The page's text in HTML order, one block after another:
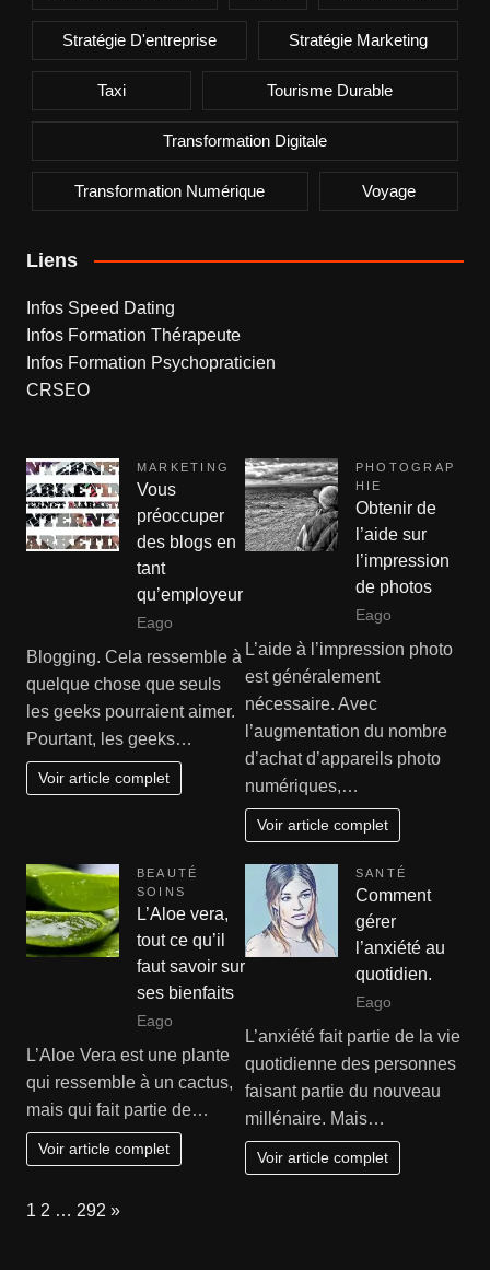
Stratégie D'entreprise Stratégie Marketing
Taxi Tourisme Durable
Transformation Digitale
Transformation Numérique Voyage
Liens
Infos Speed Dating
Infos Formation Thérapeute
Infos Formation Psychopraticien
CRSEO
MARKETING
Vous
préoccuper
des blogs en
tant
qu’employeur
Eago
Blogging. Cela ressemble à
quelque chose que seuls
les geeks pourraient aimer.
Pourtant, les geeks…
Voir article complet
PHOTOGRAP
HIE
Obtenir de
l’aide sur
l’impression
de photos
Eago
L’aide à l’impression photo
est généralement
nécessaire. Avec
l’augmentation du nombre
d’achat d’appareils photo
numériques,…
Voir article complet
BEAUTÉ
SOINS
L’Aloe vera,
tout ce qu’il
faut savoir sur
ses bienfaits
Eago
L’Aloe Vera est une plante
qui ressemble à un cactus,
mais qui fait partie de…
Voir article complet
SANTÉ
Comment
gérer
l’anxiété au
quotidien.
Eago
L’anxiété fait partie de la vie
quotidienne des personnes
faisant partie du nouveau
millénaire. Mais…
Voir article complet
Page:
1 2 … 292 Next
»